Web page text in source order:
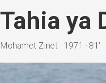
Tahia ya
Mohamet Zinet · 1971 · 81'